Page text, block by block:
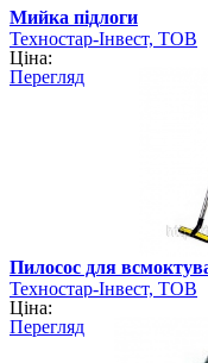
Мийка підлоги
Техностар-Інвест, ТОВ
Ціна:
Перегляд
Пилосос для
Техностар-Інвест, ТОВ
Ціна:
Перегляд